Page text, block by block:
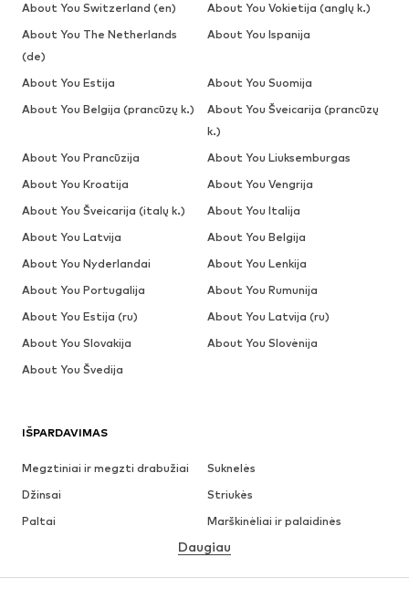
IŠPARDAVIMAS
Megztiniai ir megzti drabužiai
Suknelės
Džinsai
Striukės
Paltai
Marškinėliai ir palaidinės
Apatiniai
Sijonai
Palaidinės ir tunikos
Daugiau
About You Switzerland (en)
About You Vokietija (anglų k.)
About You The Netherlands
(de)
About You Ispanija
About You Estija
About You Suomija
About You Belgija (prancūzų k.)
About You Šveicarija (prancūzų
k.)
About You Prancūzija
About You Liuksemburgas
About You Kroatija
About You Vengrija
About You Šveicarija (italų k.)
About You Italija
About You Latvija
About You Belgija
About You Nyderlandai
About You Lenkija
About You Portugalija
About You Rumunija
About You Estija (ru)
About You Latvija (ru)
About You Slovakija
About You Slovėnija
About You Švedija